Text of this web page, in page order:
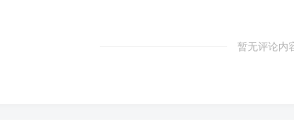
暂无评论内